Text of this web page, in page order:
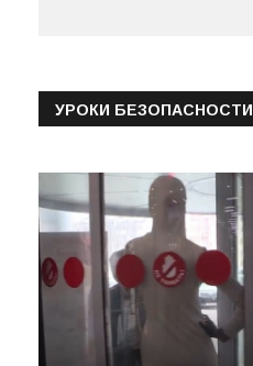
УРОКИ БЕЗОПАСНОСТИ